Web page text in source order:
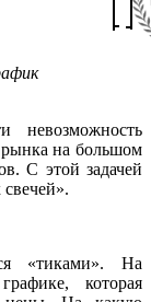
невозможность
на большом
С этой задачей
«тиками». На
которая